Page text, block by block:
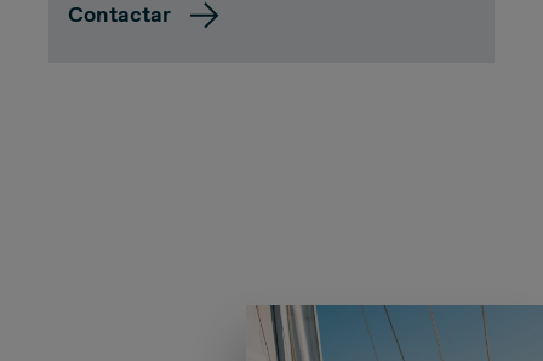
Contactar